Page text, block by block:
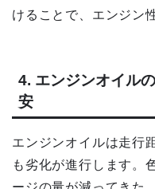
けることで、エンジン
4. エンジンオイル
安
エンジンオイルは走行
も劣化が進行します。